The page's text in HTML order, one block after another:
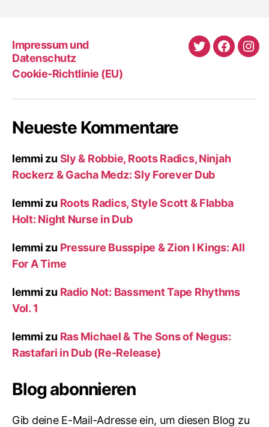
Impressum und
Datenschutz
Cookie-Richtlinie (EU)
Twitter
Neueste Kommentare
lemmi zu Sly & Robbie, Roots Radics, Ninjah
Rockerz & Gacha Medz: Sly Forever Dub
lemmi zu Roots Radics, Style Scott & Flabba
Holt: Night Nurse in Dub
lemmi zu Pressure Busspipe & Zion I Kings: All
For A Time
lemmi zu Radio Not: Bassment Tape Rhythms
Vol. 1
lemmi zu Ras Michael & The Sons of Negus:
Rastafari in Dub (Re-Release)
Blog abonnieren
Gib deine E-Mail-Adresse ein, um diesen Blog zu